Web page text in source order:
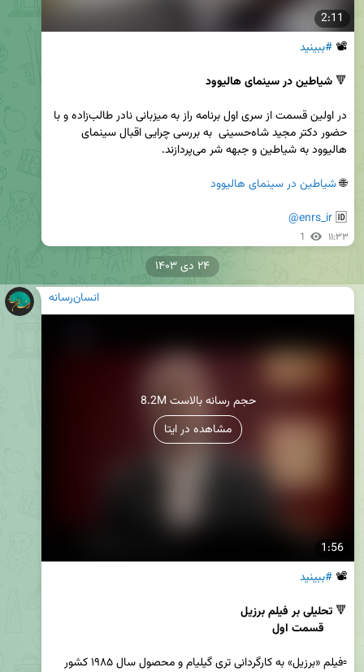
2:11
📽 #ببینید
🔻 شیاطین در سینمای هالیوود
🌐 شیاطین در سینمای هالیوود
🆔
@enrs_ir
1 ۱۱:۳۳
انسان‌رسانه
1:56
8.2M حجم رسانه بالاست
مشاهده در ایتا
📽 #ببینید
🔻
۲۴ دی ۱۴۰۳